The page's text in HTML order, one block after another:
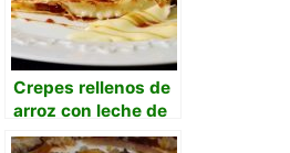
Crepes rellenos de
arroz con leche de
coco, natillas y